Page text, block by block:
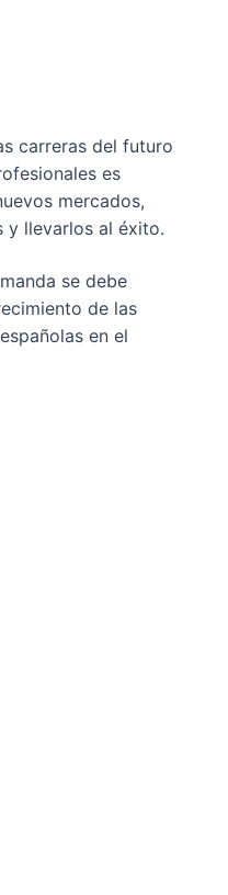
carreras del futuro
es
mercados,
y llevarlos al éxito.
se debe
de las
en el